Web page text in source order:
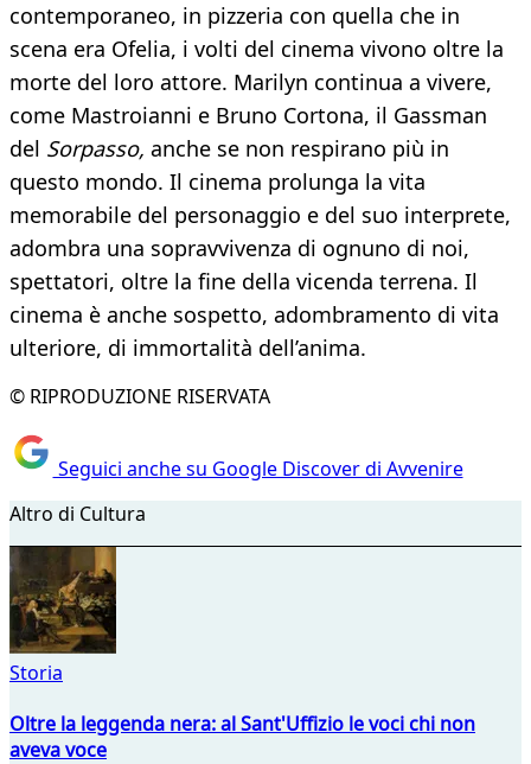
contemporaneo, in pizzeria con quella che in
scena era Ofelia, i volti del cinema vivono oltre la
morte del loro attore. Marilyn continua a vivere,
come Mastroianni e Bruno Cortona, il Gassman
del Sorpasso, anche se non respirano più in
questo mondo. Il cinema prolunga la vita
memorabile del personaggio e del suo interprete,
adombra una sopravvivenza di ognuno di noi,
spettatori, oltre la fine della vicenda terrena. Il
cinema è anche sospetto, adombramento di vita
ulteriore, di immortalità dell’anima.
© RIPRODUZIONE RISERVATA
Seguici anche su Google Discover di Avvenire
Altro di Cultura
Storia
Oltre la leggenda nera: al Sant'Uffizio le voci chi non
aveva voce